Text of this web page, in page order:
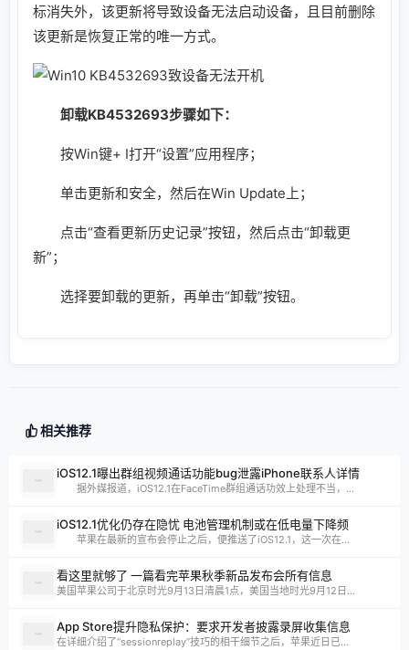
标消失外，该更新将导致设备无法启动设备，且目前删除
该更新是恢复正常的唯一方式。
卸载KB4532693步骤如下：
按Win键+ I打开“设置”应用程序；
单击更新和安全，然后在Win Update上；
点击“查看更新历史记录”按钮，然后点击“卸载更
新”；
选择要卸载的更新，再单击“卸载”按钮。
相关推荐
iOS12.1曝出群组视频通话功能bug泄露iPhone联系人详情
据外媒报道，iOS12.1在FaceTime群组通话功效上处理不当，...
iOS12.1优化仍存在隐忧 电池管理机制或在低电量下降频
苹果在最新的宣布会停止之后，便推送了iOS12.1，这一次在...
看这里就够了 一篇看完苹果秋季新品发布会所有信息
美国苹果公司于北京时光9月13日清晨1点，美国当地时光9月12日...
App Store提升隐私保护：要求开发者披露录屏收集信息
在详细介绍了“sessionreplay”技巧的相干细节之后，苹果近日已...